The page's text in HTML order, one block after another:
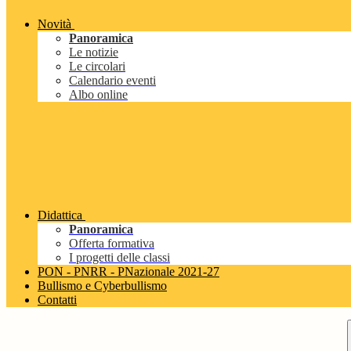
Novità
Panoramica
Le notizie
Le circolari
Calendario eventi
Albo online
Didattica
Panoramica
Offerta formativa
I progetti delle classi
PON - PNRR - PNazionale 2021-27
Bullismo e Cyberbullismo
Contatti